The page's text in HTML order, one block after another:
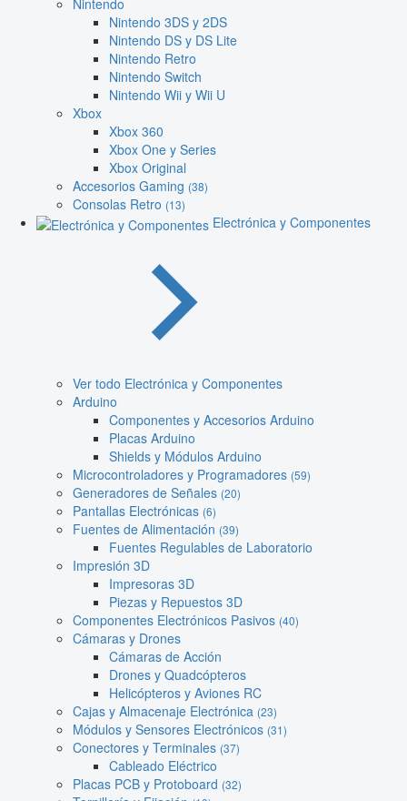
Nintendo
Nintendo 3DS y 2DS
Nintendo DS y DS Lite
Nintendo Retro
Nintendo Switch
Nintendo Wii y Wii U
Xbox
Xbox 360
Xbox One y Series
Xbox Original
Accesorios Gaming (38)
Consolas Retro (13)
Electrónica y Componentes
Ver todo Electrónica y Componentes
Arduino
Componentes y Accesorios Arduino
Placas Arduino
Shields y Módulos Arduino
Microcontroladores y Programadores (59)
Generadores de Señales (20)
Pantallas Electrónicas (6)
Fuentes de Alimentación (39)
Fuentes Regulables de Laboratorio
Impresión 3D
Impresoras 3D
Piezas y Repuestos 3D
Componentes Electrónicos Pasivos (40)
Cámaras y Drones
Cámaras de Acción
Drones y Quadcópteros
Helicópteros y Aviones RC
Cajas y Almacenaje Electrónica (23)
Módulos y Sensores Electrónicos (31)
Conectores y Terminales (37)
Cableado Eléctrico
Placas PCB y Protoboard (32)